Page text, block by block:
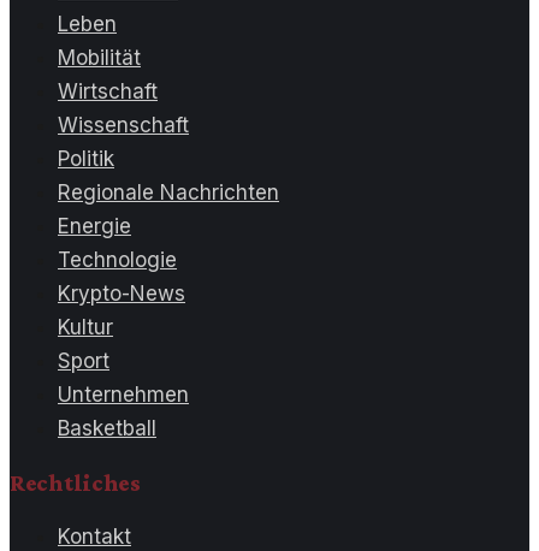
Leben
Mobilität
Wirtschaft
Wissenschaft
Politik
Regionale Nachrichten
Energie
Technologie
Krypto-News
Kultur
Sport
Unternehmen
Basketball
Rechtliches
Kontakt